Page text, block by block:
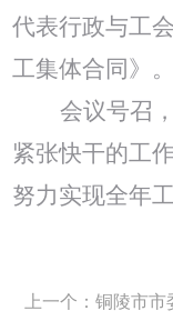
代表行政与工
工集体合同》。
会议号召
紧张快干的工
努力实现全年
上一个：铜陵市